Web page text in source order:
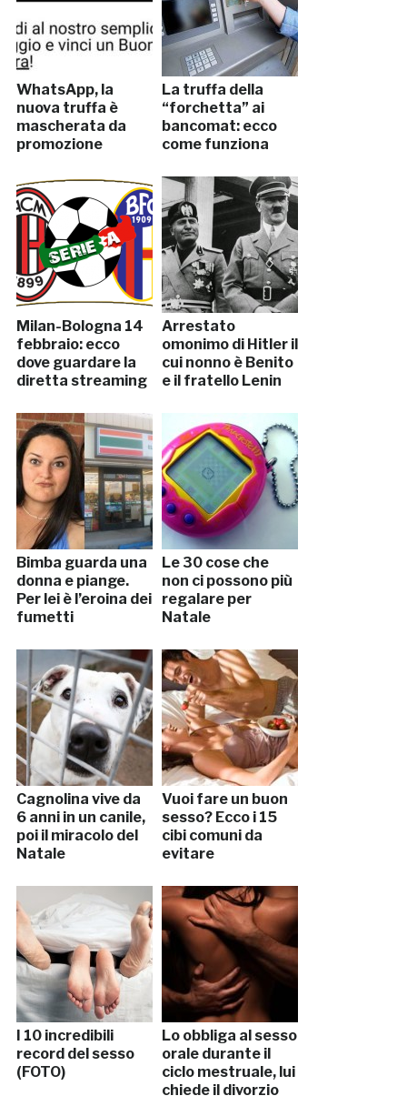
WhatsApp, la
nuova truffa è
mascherata da
promozione
La truffa della
“forchetta” ai
bancomat: ecco
come funziona
Milan-Bologna 14
febbraio: ecco
dove guardare la
diretta streaming
Arrestato
omonimo di Hitler il
cui nonno è Benito
e il fratello Lenin
Bimba guarda una
donna e piange.
Per lei è l’eroina dei
fumetti
Le 30 cose che
non ci possono più
regalare per
Natale
Cagnolina vive da
6 anni in un canile,
poi il miracolo del
Natale
Vuoi fare un buon
sesso? Ecco i 15
cibi comuni da
evitare
I 10 incredibili
record del sesso
(FOTO)
Lo obbliga al sesso
orale durante il
ciclo mestruale, lui
chiede il divorzio